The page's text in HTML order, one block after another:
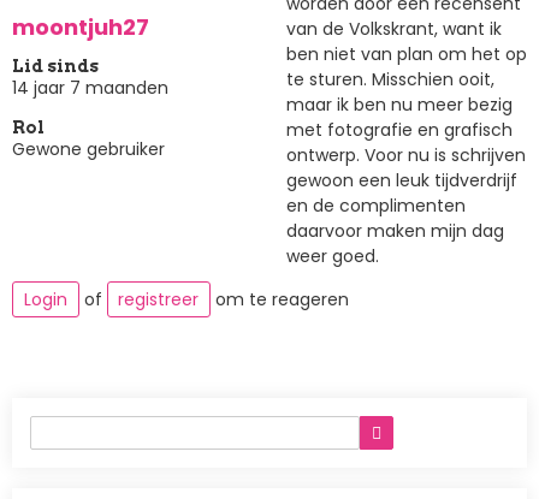
moontjuh27
Lid sinds
14 jaar 7 maanden
Rol
Gewone gebruiker
van de Volkskrant, want ik
ben niet van plan om het op
te sturen. Misschien ooit,
maar ik ben nu meer bezig
met fotografie en grafisch
ontwerp. Voor nu is schrijven
gewoon een leuk tijdverdrijf
en de complimenten
daarvoor maken mijn dag
weer goed.
Login
of registreer om te reageren